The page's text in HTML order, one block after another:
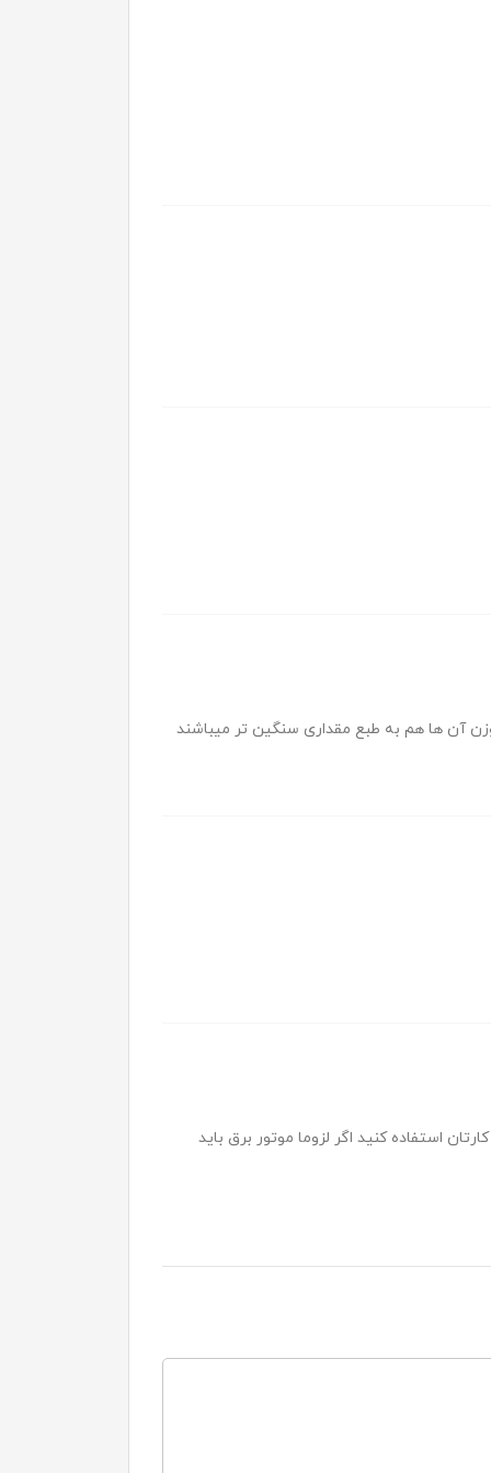
آن ها هم به طبع مقداری سنگین تر میباشند
استفاده کنید اگر لزوما موتور برق باید